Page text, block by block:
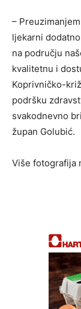
–
ljekarni
na području
kvalitetnu i
Koprivničko-
podršku
svakodnevno
župan Golubić.
Više fotografija